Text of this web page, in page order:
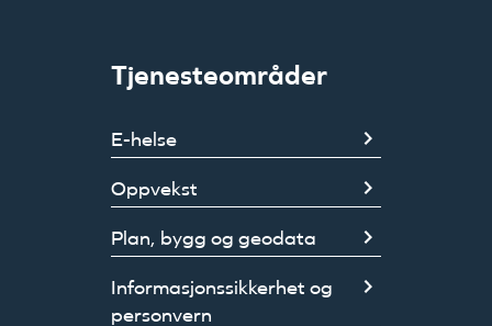
Tjenesteområder
E-helse
Oppvekst
Plan, bygg og geodata
Informasjonssikkerhet og
personvern